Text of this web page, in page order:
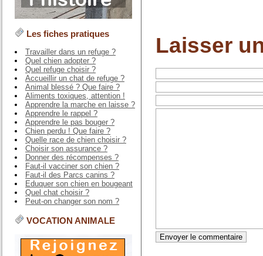
Les fiches pratiques
Travailler dans un refuge ?
Quel chien adopter ?
Quel refuge choisir ?
Accueillir un chat de refuge ?
Animal blessé ? Que faire ?
Aliments toxiques, attention !
Apprendre la marche en laisse ?
Apprendre le rappel ?
Apprendre le pas bouger ?
Chien perdu ! Que faire ?
Quelle race de chien choisir ?
Choisir son assurance ?
Donner des récompenses ?
Faut-il vacciner son chien ?
Faut-il des Parcs canins ?
Eduquer son chien en bougeant
Quel chat choisir ?
Peut-on changer son nom ?
VOCATION ANIMALE
Laisser